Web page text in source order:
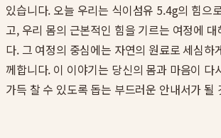
있습니다. 오늘 우리는 식이섬유 5.4g의 힘으
고, 우리 몸의 근본적인 힘을 기르는 여정에
다. 그 여정의 중심에는 자연의 원료로 세심하
께합니다. 이 이야기는 당신의 몸과 마음이 다
가득 찰 수 있도록 돕는 부드러운 안내서가 될